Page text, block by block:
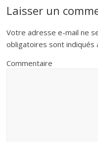
Laisser un
Votre adresse e-mail ne
obligatoires sont indiqués
Commentaire